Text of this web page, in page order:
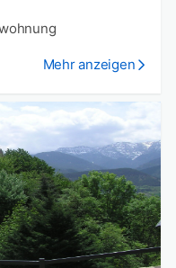
Mehr anzeigen